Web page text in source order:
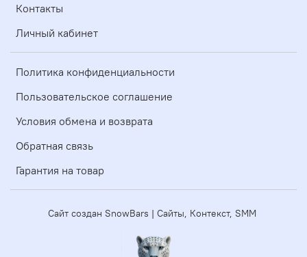
Контакты
Личный кабинет
Политика конфиденциальности
Пользовательское соглашение
Условия обмена и возврата
Обратная связь
Гарантия на товар
Сайт создан SnowBars | Сайты, Контекст, SMM